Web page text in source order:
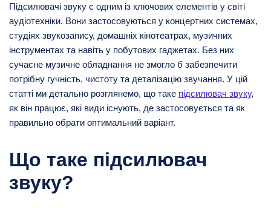
Підсилювачі звуку є одним із ключових елементів у світі
аудіотехніки. Вони застосовуються у концертних системах,
студіях звукозапису, домашніх кінотеатрах, музичних
інструментах та навіть у побутових гаджетах. Без них
сучасне музичне обладнання не змогло б забезпечити
потрібну гучність, чистоту та деталізацію звучання. У цій
статті ми детально розглянемо, що таке підсилювач звуку,
як він працює, які види існують, де застосовується та як
правильно обрати оптимальний варіант.
Що таке підсилювач
звуку?